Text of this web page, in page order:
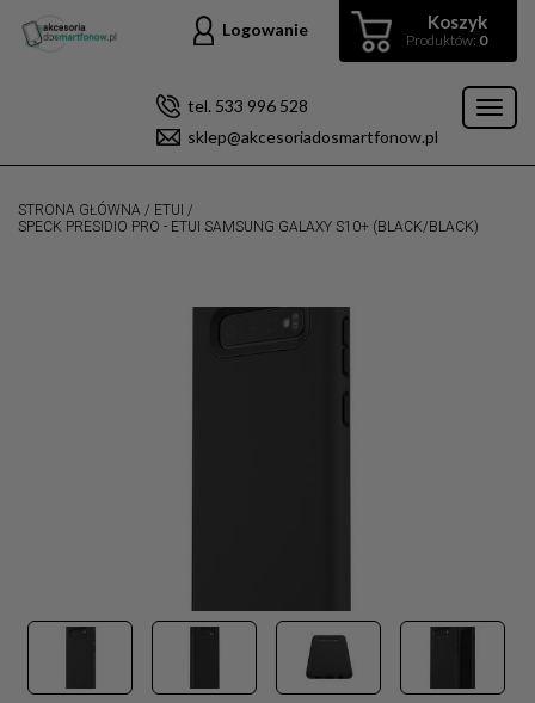
Koszyk
Produktów: 0
Logowanie
tel. 533 996 528
sklep@akcesoriadosmartfonow.pl
STRONA GŁÓWNA / ETUI /
SPECK PRESIDIO PRO - ETUI SAMSUNG GALAXY S10+ (BLACK/BLACK)